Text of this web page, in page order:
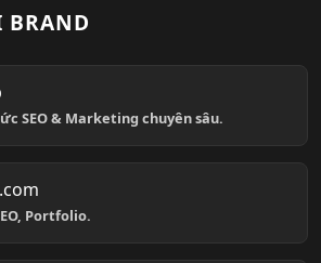
BRAND
SEO & Marketing chuyên sâu.
Portfolio.